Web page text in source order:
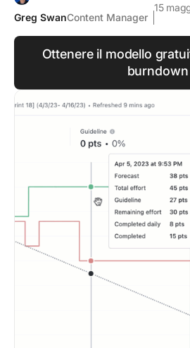
Greg SwanContent Manager
15
Ottenere il modello
burndown